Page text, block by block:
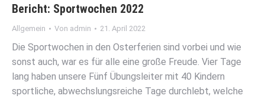
Bericht: Sportwochen 2022
Allgemein Von admin 21. April 2022
Die Sportwochen in den Osterferien sind vorbei und wie
sonst auch, war es für alle eine große Freude. Vier Tage
lang haben unsere Fünf Übungsleiter mit 40 Kindern
sportliche, abwechslungsreiche Tage durchlebt, welche